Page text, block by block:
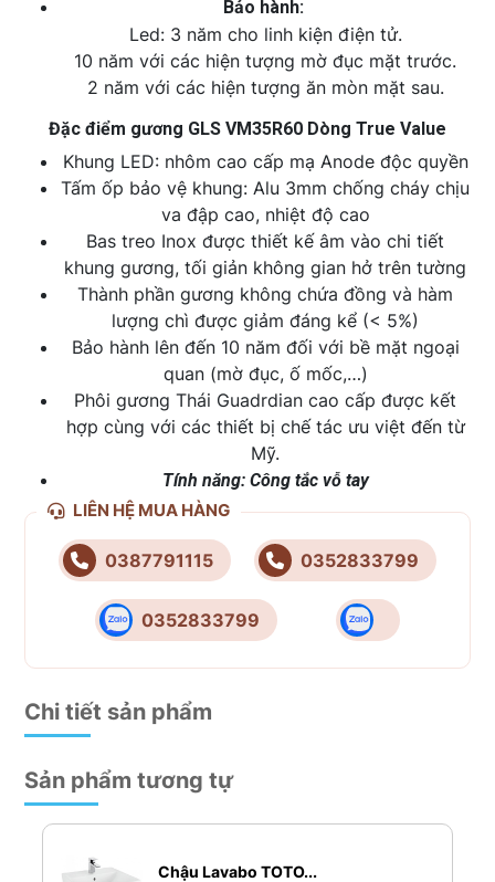
Bảo hành:
Led: 3 năm cho linh kiện điện tử.
10 năm với các hiện tượng mờ đục mặt trước.
2 năm với các hiện tượng ăn mòn mặt sau.
Đặc điểm gương GLS VM35R60 Dòng True Value
Khung LED: nhôm cao cấp mạ Anode độc quyền
Tấm ốp bảo vệ khung: Alu 3mm chống cháy chịu
va đập cao, nhiệt độ cao
Bas treo Inox được thiết kế âm vào chi tiết
khung gương, tối giản không gian hở trên tường
Thành phần gương không chứa đồng và hàm
lượng chì được giảm đáng kể (< 5%)
Bảo hành lên đến 10 năm đối với bề mặt ngoại
quan (mờ đục, ố mốc,…)
Phôi gương Thái Guadrdian cao cấp được kết
hợp cùng với các thiết bị chế tác ưu việt đến từ
Mỹ.
Tính năng: Công tắc vỗ tay
LIÊN HỆ MUA HÀNG
0387791115 0352833799
0352833799
Chi tiết sản phẩm
Sản phẩm tương tự
Chậu Lavabo TOTO...